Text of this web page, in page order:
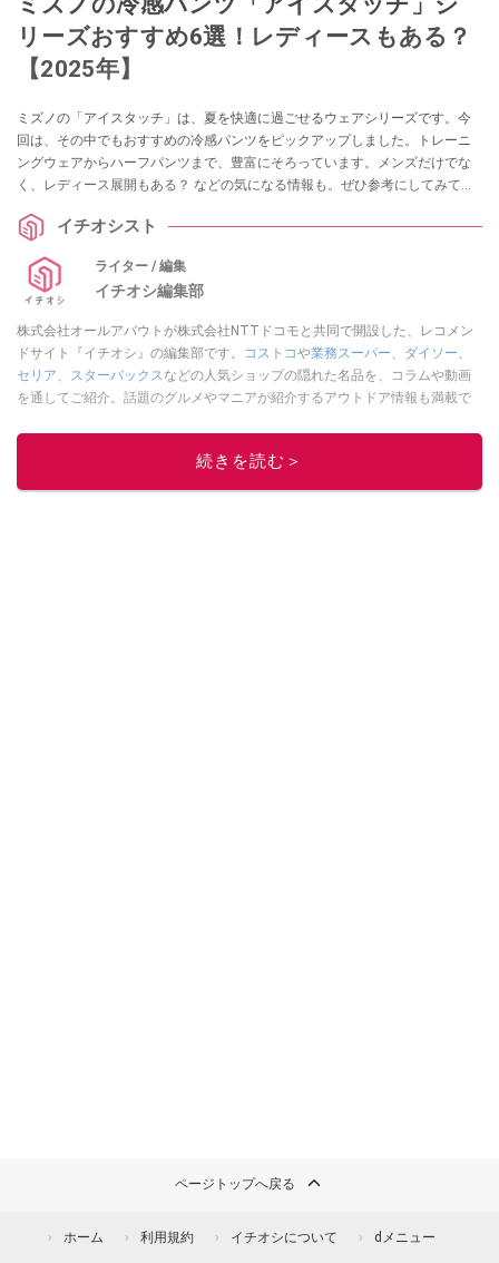
リーズおすすめ6選！レディースもある？
【2025年】
ミズノの「アイスタッチ」は、夏を快適に過ごせるウェアシリーズです。今
回は、その中でもおすすめの冷感パンツをピックアップしました。トレーニ
ングウェアからハーフパンツまで、豊富にそろっています。メンズだけでな
く、レディース展開もある？ などの気になる情報も。ぜひ参考にしてみてく
イチオシスト
ライター / 編集
イチオシ編集部
株式会社オールアバウトが株式会社NTTドコモと共同で開設した、レコメン
ドサイト『イチオシ』の編集部です。
コストコや業務スーパー ダイソー
セリア
スターバックス などの人気ショップの隠れた名品を、コラムや動画
を通してご紹介。話題のグルメやマニアが紹介するアウトドア情報も満載で
レビューしています。毎日トレンド情報をお届けしているので、ぜひ
してください！続きを読む＞
ページトップへ戻る
ホーム 利用規約 イチオシについて dメニュー